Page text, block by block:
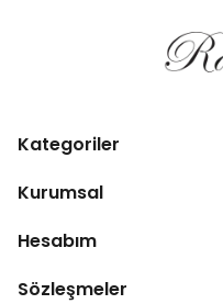
Kategoriler
Kurumsal
Hesabım
Sözleşmeler